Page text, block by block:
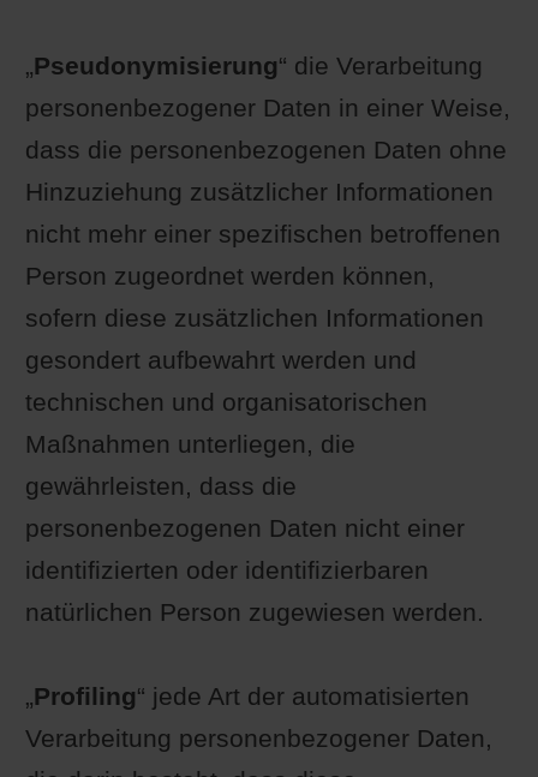
„Pseudonymisierung“ die Verarbeitung
personenbezogener Daten in einer Weise,
dass die personenbezogenen Daten ohne
Hinzuziehung zusätzlicher Informationen
nicht mehr einer spezifischen betroffenen
Person zugeordnet werden können,
sofern diese zusätzlichen Informationen
gesondert aufbewahrt werden und
technischen und organisatorischen
Maßnahmen unterliegen, die
gewährleisten, dass die
personenbezogenen Daten nicht einer
identifizierten oder identifizierbaren
natürlichen Person zugewiesen werden.
„Profiling“ jede Art der automatisierten
Verarbeitung personenbezogener Daten,